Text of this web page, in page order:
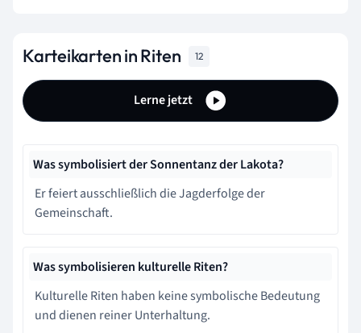
Karteikarten in Riten 12
Lerne jetzt
Was symbolisiert der Sonnentanz der Lakota?
Er feiert ausschließlich die Jagderfolge der
Gemeinschaft.
Was symbolisieren kulturelle Riten?
Kulturelle Riten haben keine symbolische Bedeutung
und dienen reiner Unterhaltung.